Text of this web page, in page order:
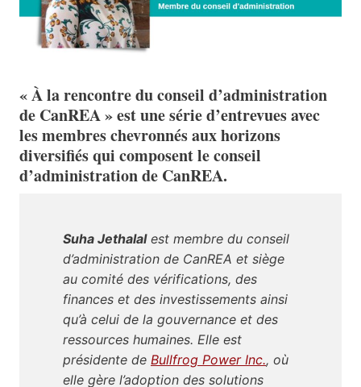
« À la rencontre du conseil d’administration
de CanREA » est une série d’entrevues avec
les membres chevronnés aux horizons
diversifiés qui composent le conseil
d’administration de CanREA.
Suha Jethalalest membre du conseil
d’administration de CanREA et siège
au comité des vérifications, des
finances et des investissements ainsi
qu’à celui de la gouvernance et des
ressources humaines. Elle est
présidente de Bullfrog Power Inc., où
elle gère l’adoption des solutions